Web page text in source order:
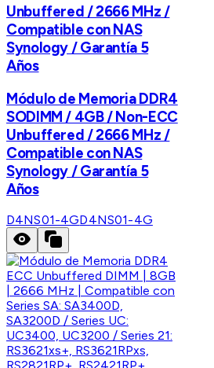
Unbuffered / 2666 MHz /
Compatible con NAS
Synology / Garantía 5
Años
Módulo de Memoria DDR4
SODIMM / 4GB / Non-ECC
Unbuffered / 2666 MHz /
Compatible con NAS
Synology / Garantía 5
Años
D4NS01-4GD4NS01-4G